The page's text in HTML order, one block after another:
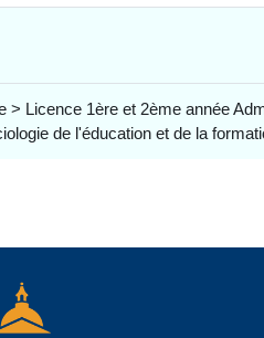
Licence 1ère et 2ème année
de l'éducation et de la